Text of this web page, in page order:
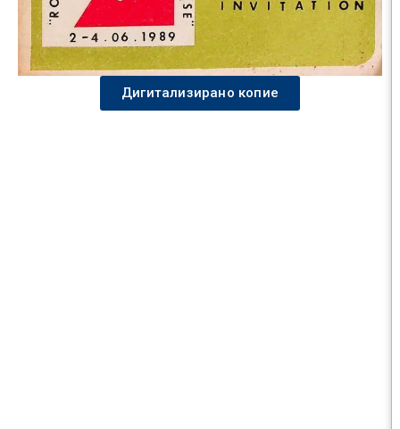
Дигитализирано копие